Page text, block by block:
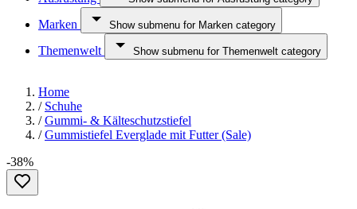
Marken Show submenu for Marken category
Themenwelt Show submenu for Themenwelt category
Home
/ Schuhe
/ Gummi- & Kälteschutzstiefel
/ Gummistiefel Everglade mit Futter (Sale)
-38%